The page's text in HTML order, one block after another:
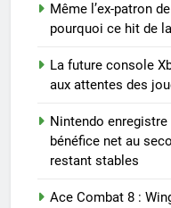
Même l’ex-patron
pourquoi ce hit de
La future console
aux attentes des
Nintendo enregistre
bénéfice net au
restant stables
Ace Combat 8 :